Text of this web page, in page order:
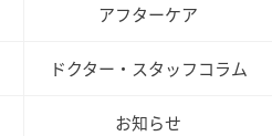
アフターケア
ドクター・スタッフコラム
お知らせ